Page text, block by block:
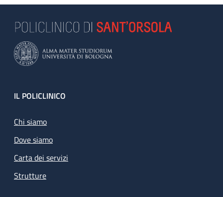
Footer
IL POLICLINICO
Chi siamo
Dove siamo
Carta dei servizi
Strutture